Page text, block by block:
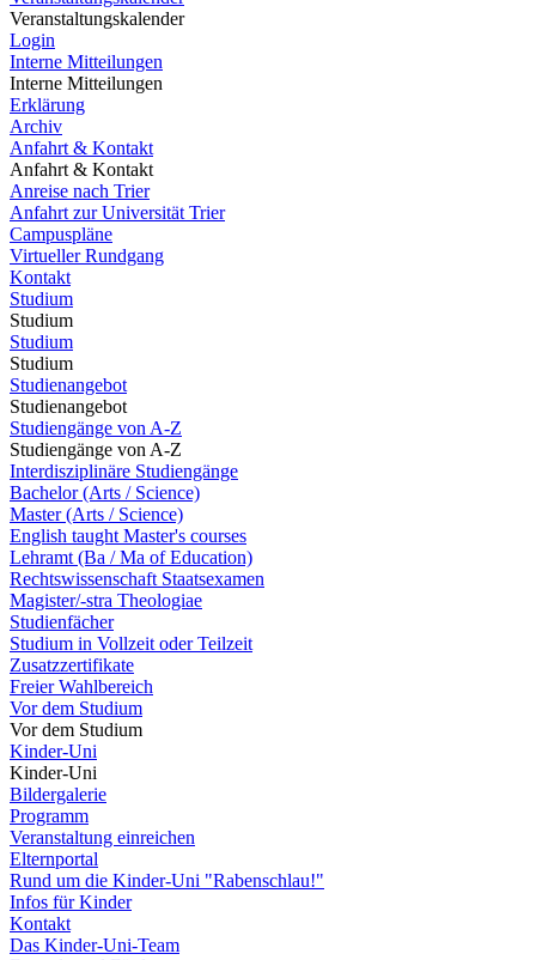
Veranstaltungskalender
Login
Interne Mitteilungen
Interne Mitteilungen
Erklärung
Archiv
Anfahrt & Kontakt
Anfahrt & Kontakt
Anreise nach Trier
Anfahrt zur Universität Trier
Campuspläne
Virtueller Rundgang
Kontakt
Studium
Studium
Studium
Studium
Studienangebot
Studienangebot
Studiengänge von A-Z
Studiengänge von A-Z
Interdisziplinäre Studiengänge
Bachelor (Arts / Science)
Master (Arts / Science)
English taught Master's courses
Lehramt (Ba / Ma of Education)
Rechtswissenschaft Staatsexamen
Magister/-stra Theologiae
Studienfächer
Studium in Vollzeit oder Teilzeit
Zusatzzertifikate
Freier Wahlbereich
Vor dem Studium
Vor dem Studium
Kinder-Uni
Kinder-Uni
Bildergalerie
Programm
Veranstaltung einreichen
Elternportal
Rund um die Kinder-Uni "Rabenschlau!"
Infos für Kinder
Kontakt
Das Kinder-Uni-Team